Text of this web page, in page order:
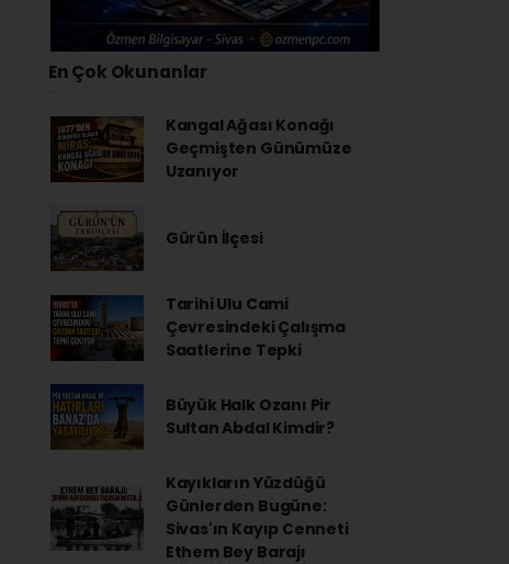
En Çok Okunanlar
Kangal Ağası Konağı
Geçmişten Günümüze
Uzanıyor
Gürün İlçesi
Tarihi Ulu Cami
Çevresindeki Çalışma
Saatlerine Tepki
Büyük Halk Ozanı Pir
Sultan Abdal Kimdir?
Kayıkların Yüzdüğü
Günlerden Bugüne:
Sivas'ın Kayıp Cenneti
Ethem Bey Barajı